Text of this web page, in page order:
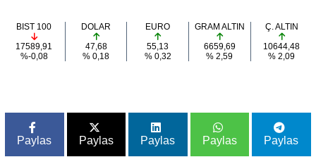
BIST 100
17589,91
%-0,08
DOLAR
47,68
% 0,18
EURO
55,13
% 0,32
GRAM ALTIN
6659,69
% 2,59
Ç. ALTIN
10644,48
% 2,09
Paylas Paylas Paylas Paylas Paylas